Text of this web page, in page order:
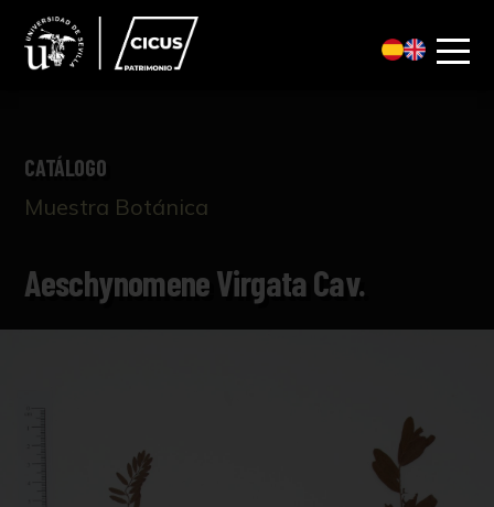
CATÁLOGO
Muestra Botánica
Aeschynomene Virgata Cav.